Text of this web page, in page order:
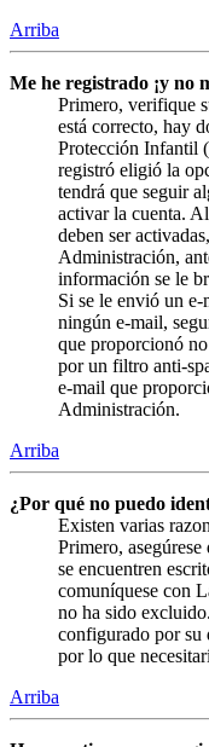
Arriba
Me he registrado ¡y no
Primero, verifique
está correcto, hay
Protección Infantil
registró eligió la
tendrá que seguir
activar la cuenta.
deben ser
Administración,
información se le
Si se le envió un
ningún e-mail,
que proporcionó
por un filtro anti-
e-mail que
Administración.
Arriba
¿Por qué no puedo
Existen varias
Primero,
se encuentren
comuníquese con
no ha sido
configurado por su
por lo que
Arriba